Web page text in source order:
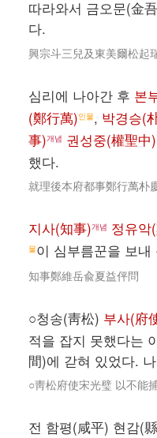
따라와서 금오문(金
다.
興宗斗三兒及東美爾松起
심리에 나아간 후 본
(鄭行萬)인물, 박경승(
事)개념 권성중(權聖中)
했다.
就理後本府都事鄭行萬朴
지사(知事)개념 정유악
물이 심부름꾼을 보내
知事鄭維岳兪夏益伻問
○청송(靑松) 부사(府
적을 잡지 못했다는
間)에 갇혀 있었다.
○靑松府使宋光璧 以不能
전 함평(咸平) 현감(